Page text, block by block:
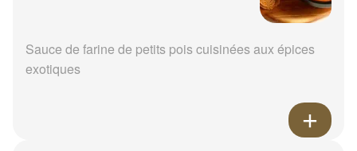
Sauce de farine de petits pois cuisinées aux épices
exotiques